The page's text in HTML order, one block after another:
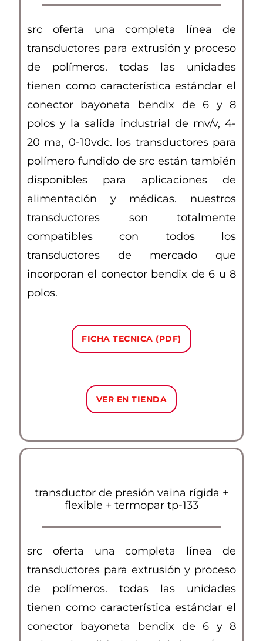
src oferta una completa línea de
transductores para extrusión y proceso
de polímeros. todas las unidades
tienen como característica estándar el
conector bayoneta bendix de 6 y 8
polos y la salida industrial de mv/v, 4-
20 ma, 0-10vdc. los transductores para
polímero fundido de src están también
disponibles para aplicaciones de
alimentación y médicas. nuestros
transductores son totalmente
compatibles con todos los
transductores de mercado que
incorporan el conector bendix de 6 u 8
polos.
FICHA TECNICA (PDF)
VER EN TIENDA
transductor de presión vaina rígida +
flexible + termopar tp-133
src oferta una completa línea de
transductores para extrusión y proceso
de polímeros. todas las unidades
tienen como característica estándar el
conector bayoneta bendix de 6 y 8